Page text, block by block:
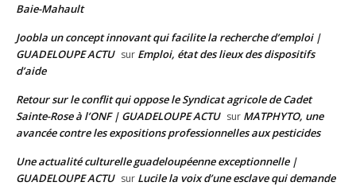
Baie-Mahault
Joobla un concept innovant qui facilite la recherche d’emploi |
GUADELOUPE ACTU sur Emploi, état des lieux des dispositifs
d’aide
Retour sur le conflit qui oppose le Syndicat agricole de Cadet
Sainte-Rose à l’ONF | GUADELOUPE ACTU sur MATPHYTO, une
avancée contre les expositions professionnelles aux pesticides
Une actualité culturelle guadeloupéenne exceptionnelle |
GUADELOUPE ACTU sur Lucile la voix d’une esclave qui demande